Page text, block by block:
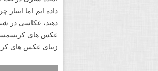
داده ایم اما
دهند، عکاسی در
عکس های کریسمسی
زیبای عکس های